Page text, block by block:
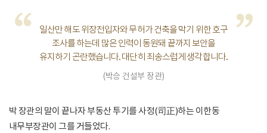
“
일산만 해도 위장전입자와 무허가 건축을 막기 위한 호구
조사를 하는데 많은 인력이 동원돼 끝까지 보안을
유지하기 곤란했습니다. 대단히 죄송스럽게 생각합니다.
”
(박승 건설부 장관)
박 장관의 말이 끝나자 부동산 투기를 사정(司正)하는 이한동
내무부장관이 그를 거들었다.